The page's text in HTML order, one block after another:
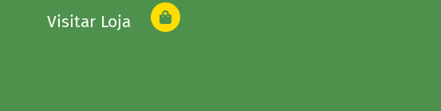
Visitar Loja